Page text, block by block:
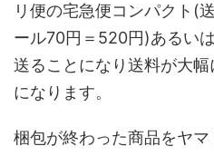
リ便の宅急便コンパクト(
ール70円＝520円)あるい
送ることになり送料が大
になります。
梱包が終わった商品をヤ